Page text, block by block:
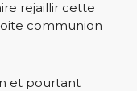
rejaillir cette
communion
et pourtant